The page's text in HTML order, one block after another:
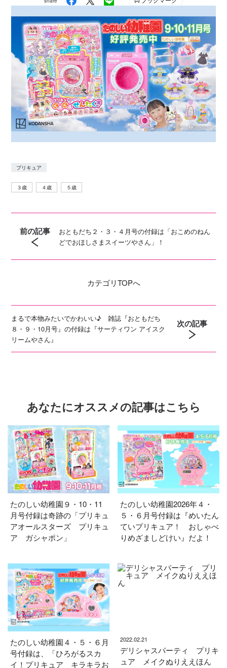
プリキュア
３歳 ４歳 ５歳
前の記事
おともだち２・３・４月号の付録は「おこめのねん
どでおほしさまスイーツやさん」！
カテゴリTOPへ
まるで本物みたいでかわいい♪ 雑誌『おともだち
８・９・10月号』の付録は『サーティワン アイスク
リームやさん』
次の記事
あなたにオススメの記事はこちら
たのしい幼稚園９・10・11
月号付録は奇跡の「プリキュ
アオールスターズ プリキュ
ア ガシャポン」
たのしい幼稚園2026年４・
５・６月号付録は『めいたん
ていプリキュア！ おしゃべ
りめざましどけい』だよ！
たのしい幼稚園４・５・６月
号付録は、「ひろがるスカ
イ！プリキュア キラキラお
2022.02.21
デリシャスパーティ プリキ
ュア メイクぬりええほん